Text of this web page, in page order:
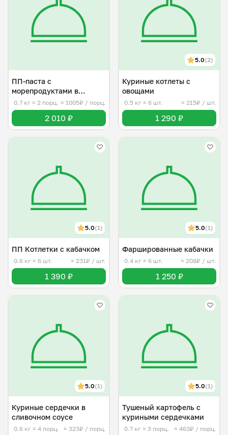
ПП-паста с
морепродуктами в
сливочном соусе
0.7 кг ≈ 2 порц. ≈ 1005₽ / порц.
2 010 ₽
5.0(2)
Куриные котлеты с
овощами
0.5 кг ≈ 6 шт. ≈ 215₽ / шт.
1 290 ₽
5.0(1)
ПП Котлетки с кабачком
0.6 кг ≈ 6 шт. ≈ 231₽ / шт.
1 390 ₽
5.0(1)
Фаршированные кабачки
0.4 кг ≈ 6 шт. ≈ 208₽ / шт.
1 250 ₽
5.0(1)
Куриные сердечки в
сливочном соусе
0.6 кг ≈ 4 порц. ≈ 323₽ / порц.
5.0(1)
Тушеный картофель с
куриными сердечками
0.7 кг ≈ 3 порц. ≈ 463₽ / порц.